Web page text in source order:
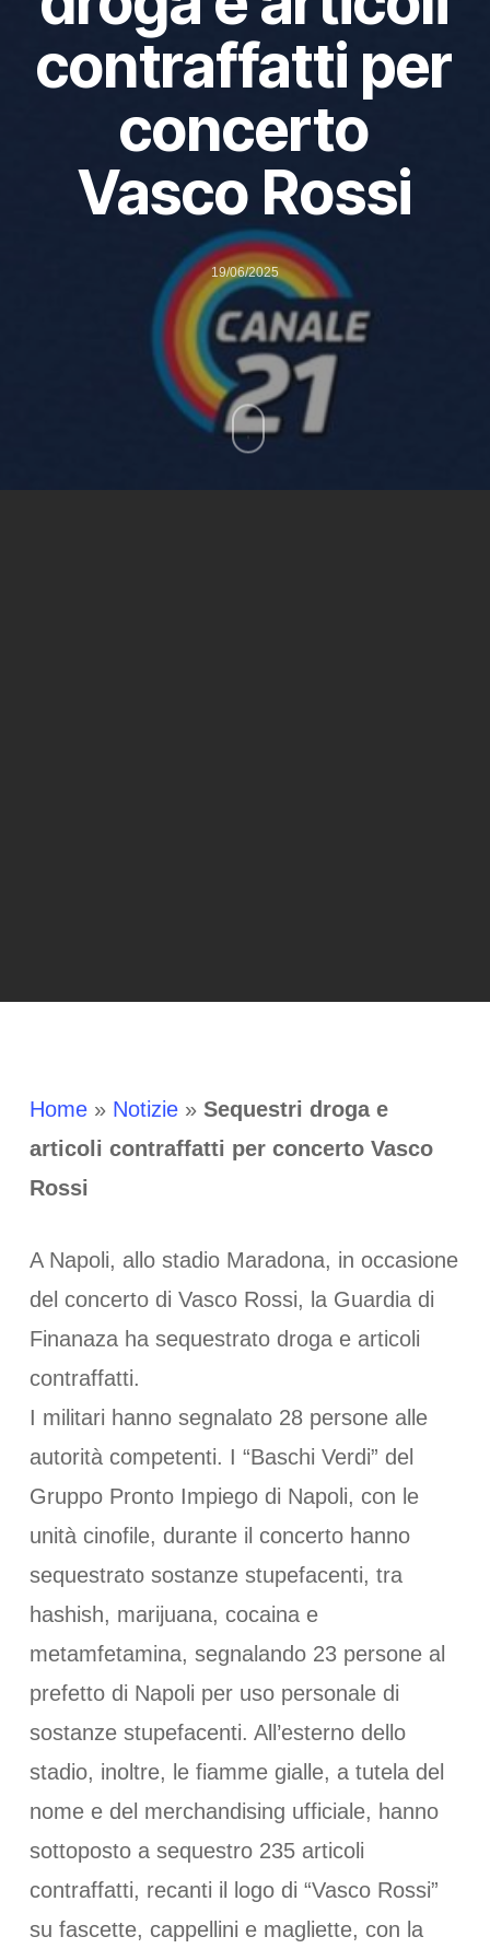
contraffatti per
concerto
Vasco Rossi
19/06/2025
Home» Notizie» Sequestri droga e
articoli contraffatti per concerto Vasco
Rossi
A Napoli, allo stadio Maradona, in occasione
del concerto di Vasco Rossi, la Guardia di
Finanaza ha sequestrato droga e articoli
contraffatti.
I militari hanno segnalato 28 persone alle
autorità competenti. I “Baschi Verdi” del
Gruppo Pronto Impiego di Napoli, con le
unità cinofile, durante il concerto hanno
sequestrato sostanze stupefacenti, tra
hashish, marijuana, cocaina e
metamfetamina, segnalando 23 persone al
prefetto di Napoli per uso personale di
sostanze stupefacenti. All’esterno dello
stadio, inoltre, le fiamme gialle, a tutela del
nome e del merchandising ufficiale, hanno
sottoposto a sequestro 235 articoli
contraffatti, recanti il logo di “Vasco Rossi”
su fascette, cappellini e magliette, con la